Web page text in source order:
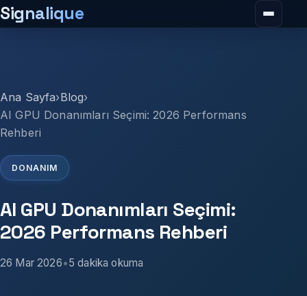
Signalique
Ana Sayfa›Blog›
AI GPU Donanımları Seçimi: 2026 Performans
Rehberi
DONANIM
AI GPU Donanımları Seçimi:
2026 Performans Rehberi
26 Mar 2026•5 dakika okuma